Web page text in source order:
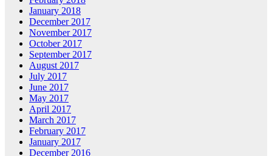
January 2018
December 2017
November 2017
October 2017
September 2017
August 2017
July 2017
June 2017
May 2017
April 2017
March 2017
February 2017
January 2017
December 2016